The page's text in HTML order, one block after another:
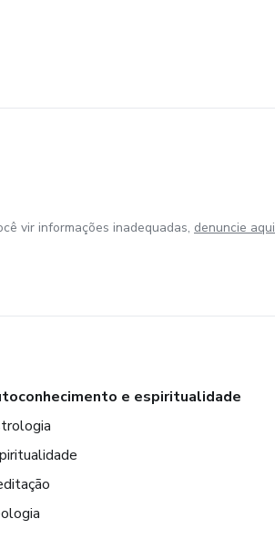
vir informações inadequadas, denuncie aqui
e espiritualidade